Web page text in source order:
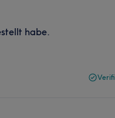
habe.